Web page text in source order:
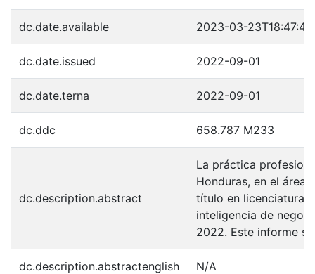
dc.date.available 2023-03-
dc.date.issued 2022-09-01
dc.date.terna 2022-09-01
dc.ddc 658.787 M233
dc.description.abstract
La práctica
Honduras, en el área
título en licenciatura
inteligencia de
2022. Este informe
dc.description.abstractenglish N/A